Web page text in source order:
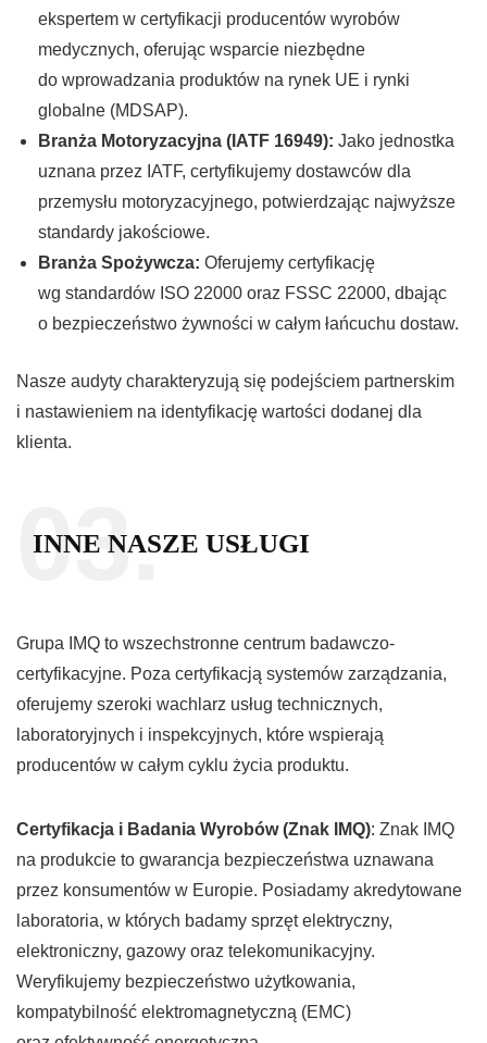
ekspertem w certyfikacji producentów wyrobów
medycznych, oferując wsparcie niezbędne
do wprowadzania produktów na rynek UE i rynki
globalne (MDSAP).
Branża Motoryzacyjna (IATF 16949): Jako jednostka
uznana przez IATF, certyfikujemy dostawców dla
przemysłu motoryzacyjnego, potwierdzając najwyższe
standardy jakościowe.
Branża Spożywcza: Oferujemy certyfikację
wg standardów ISO 22000 oraz FSSC 22000, dbając
o bezpieczeństwo żywności w całym łańcuchu dostaw.
Nasze audyty charakteryzują się podejściem partnerskim
i nastawieniem na identyfikację wartości dodanej dla
klienta.
03.
INNE NASZE USŁUGI
Grupa IMQ to wszechstronne centrum badawczo-
certyfikacyjne. Poza certyfikacją systemów zarządzania,
oferujemy szeroki wachlarz usług technicznych,
laboratoryjnych i inspekcyjnych, które wspierają
producentów w całym cyklu życia produktu.
Certyfikacja i Badania Wyrobów (Znak IMQ): Znak IMQ
na produkcie to gwarancja bezpieczeństwa uznawana
przez konsumentów w Europie. Posiadamy akredytowane
laboratoria, w których badamy sprzęt elektryczny,
elektroniczny, gazowy oraz telekomunikacyjny.
Weryfikujemy bezpieczeństwo użytkowania,
kompatybilność elektromagnetyczną (EMC)